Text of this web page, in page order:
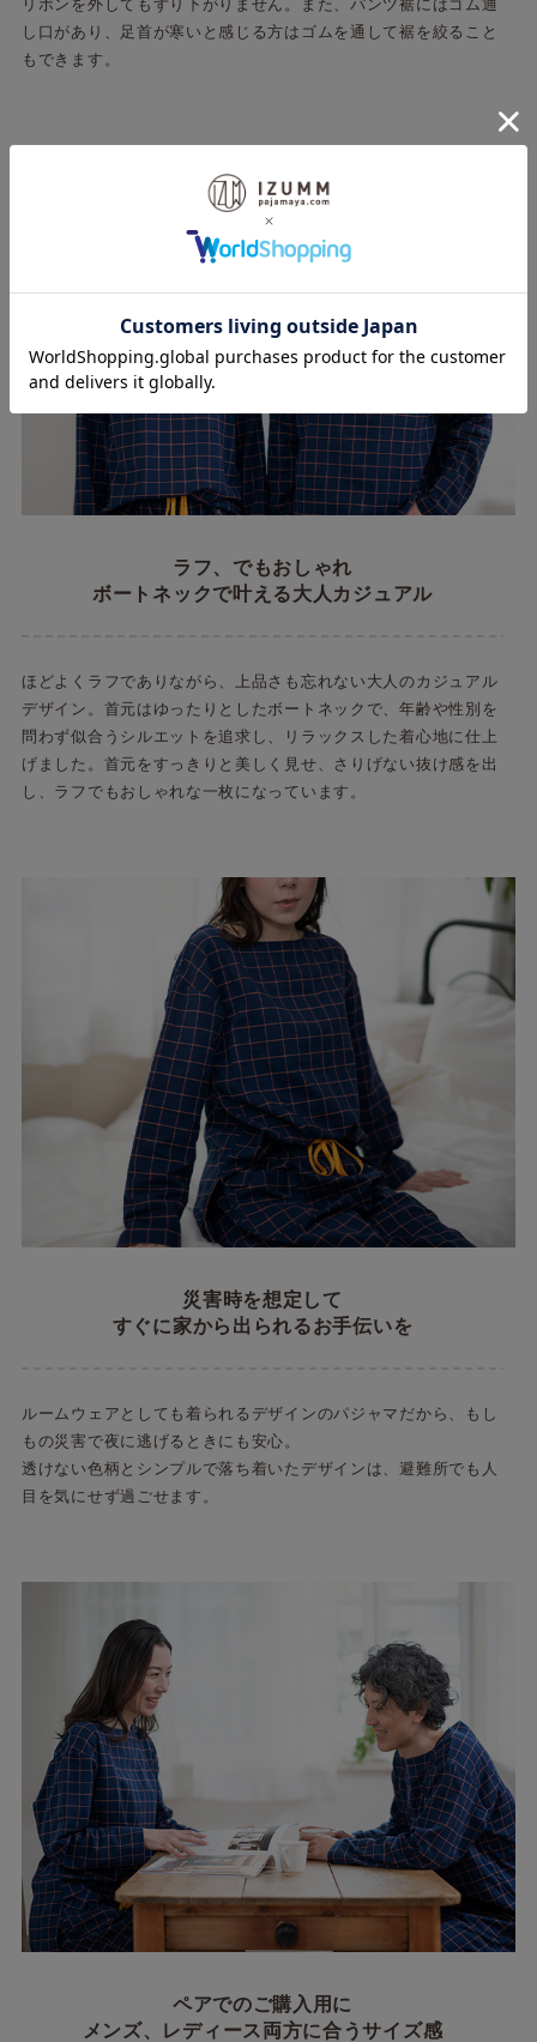
リボンを外してもずり下がりません。また、パンツ裾にはゴム通
し口があり、足首が寒いと感じる方はゴムを通して裾を絞ること
もできます。
ラフ、でもおしゃれ
ボートネックで叶える大人カジュアル
ほどよくラフでありながら、上品さも忘れない大人のカジュアル
デザイン。首元はゆったりとしたボートネックで、年齢や性別を
問わず似合うシルエットを追求し、リラックスした着心地に仕上
げました。首元をすっきりと美しく見せ、さりげない抜け感を出
し、ラフでもおしゃれな一枚になっています。
災害時を想定して
すぐに家から出られるお手伝いを
ルームウェアとしても着られるデザインのパジャマだから、もし
もの災害で夜に逃げるときにも安心。
透けない色柄とシンプルで落ち着いたデザインは、避難所でも人
目を気にせず過ごせます。
ペアでのご購入用に
メンズ、レディース両方に合うサイズ感